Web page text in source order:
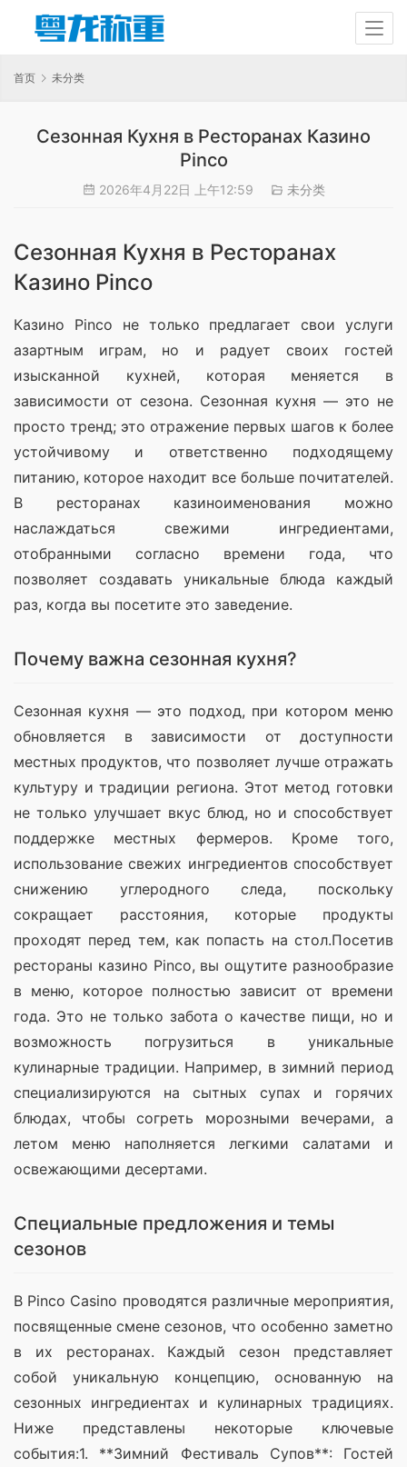
首页 未分类
Сезонная Кухня в Ресторанах Казино
Pinco
2026年4月22日 上午12:59 未分类
Сезонная Кухня в Ресторанах
Казино Pinco
Казино Pinco не только предлагает свои услуги
азартным играм, но и радует своих гостей
изысканной кухней, которая меняется в
зависимости от сезона. Сезонная кухня — это не
просто тренд; это отражение первых шагов к более
устойчивому и ответственно подходящему
питанию, которое находит все больше почитателей.
В ресторанах казиноименования можно
наслаждаться свежими ингредиентами,
отобранными согласно времени года, что
позволяет создавать уникальные блюда каждый
раз, когда вы посетите это заведение.
Почему важна сезонная кухня?
Сезонная кухня — это подход, при котором меню
обновляется в зависимости от доступности
местных продуктов, что позволяет лучше отражать
культуру и традиции региона. Этот метод готовки
не только улучшает вкус блюд, но и способствует
поддержке местных фермеров. Кроме того,
использование свежих ингредиентов способствует
снижению углеродного следа, поскольку
сокращает расстояния, которые продукты
проходят перед тем, как попасть на стол.Посетив
рестораны казино Pinco, вы ощутите разнообразие
в меню, которое полностью зависит от времени
года. Это не только забота о качестве пищи, но и
возможность погрузиться в уникальные
кулинарные традиции. Например, в зимний период
специализируются на сытных супах и горячих
блюдах, чтобы согреть морозными вечерами, а
летом меню наполняется легкими салатами и
освежающими десертами.
Специальные предложения и темы
сезонов
В Pinco Casino проводятся различные мероприятия,
посвященные смене сезонов, что особенно заметно
в их ресторанах. Каждый сезон представляет
собой уникальную концепцию, основанную на
сезонных ингредиентах и кулинарных традициях.
Ниже представлены некоторые ключевые
события:1. **Зимний Фестиваль Супов**: Гостей